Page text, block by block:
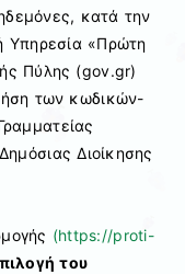
κατά την
Υπηρεσία «Πρώτη
Πύλης (gov.gr)
των κωδικών-
Διοίκησης
(https://proti-
του